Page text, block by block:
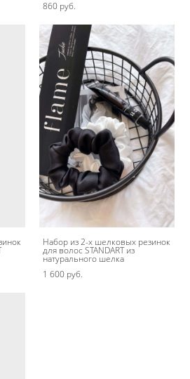
860 pуб.
Набор из 2-х шелковых резинок
для волос STANDART из
натурального шелка
1 600 pуб.